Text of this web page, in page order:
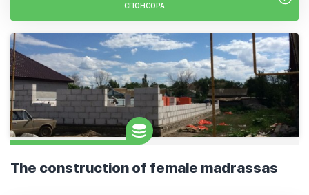
СПОНСОРА
The construction of female madrassas